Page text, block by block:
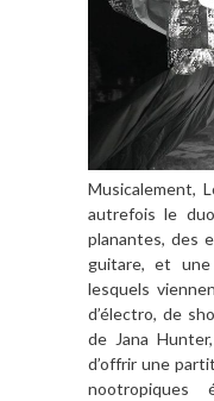
Musicalement,
autrefois le duo
planantes, des
guitare, et
lesquels
d’électro, de
de Jana
d’offrir une
nootropiques